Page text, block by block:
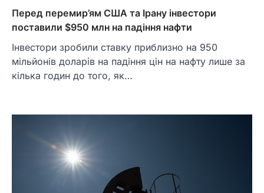
Перед перемир’ям США та Ірану інвестори
поставили $950 млн на падіння нафти
Інвестори зробили ставку приблизно на 950
мільйонів доларів на падіння цін на нафту лише за
кілька годин до того, як…